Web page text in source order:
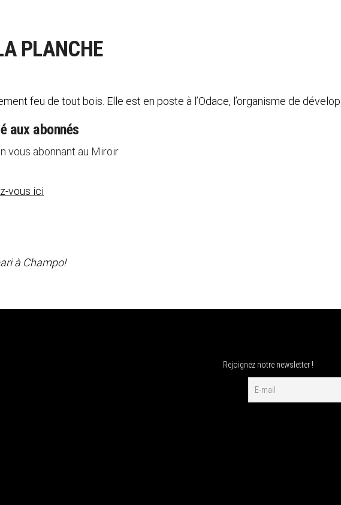
PLANCHE
feu de tout bois. Elle est en poste à l’Odace, l’organisme de
aux abonnés
vous abonnant au Miroir
vous ici
à Champo!
Rejoignez notre newsletter !